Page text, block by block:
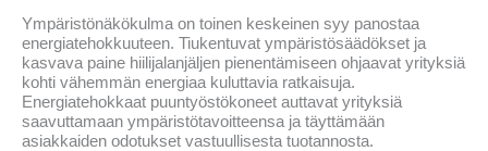
Ympäristönäkökulma on toinen keskeinen syy panostaa
energiatehokkuuteen. Tiukentuvat ympäristösäädökset ja
kasvava paine hiilijalanjäljen pienentämiseen ohjaavat yrityksiä
kohti vähemmän energiaa kuluttavia ratkaisuja.
Energiatehokkaat puuntyöstökoneet auttavat yrityksiä
saavuttamaan ympäristötavoitteensa ja täyttämään
asiakkaiden odotukset vastuullisesta tuotannosta.